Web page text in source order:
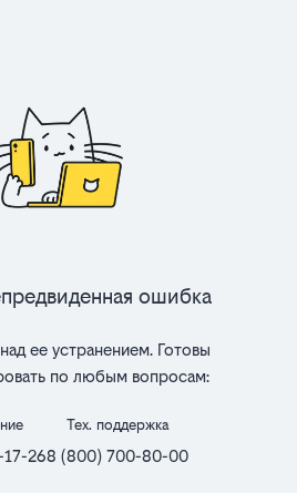
ошибка
ее устранением. Готовы
по любым вопросам:
26
Тех. поддержка
8 (800) 700-80-00